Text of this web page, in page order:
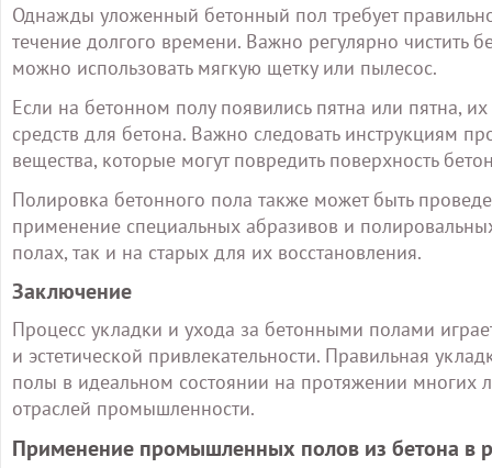
Однажды уложенный бетонный пол требует
течение долгого времени. Важно регулярно чистить
можно использовать мягкую щетку или пылесос.
Если на бетонном полу появились пятна или пятна,
средств для бетона. Важно следовать инструкциям
вещества, которые могут повредить поверхность
Полировка бетонного пола также может быть
применение специальных абразивов и
полах, так и на старых для их восстановления.
Заключение
Процесс укладки и ухода за бетонными полами
и эстетической привлекательности. Правильная
полы в идеальном состоянии на протяжении многих
отраслей промышленности.
Применение промышленных полов из бетона в